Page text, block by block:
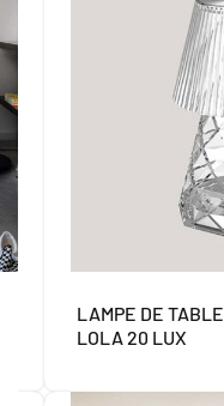
LAMPE DE TABLE
LOLA 20 LUX